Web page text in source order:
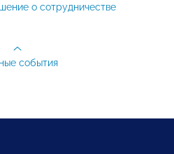
о сотрудничестве
события